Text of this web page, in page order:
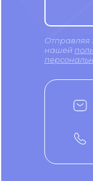
Отправляя
нашей